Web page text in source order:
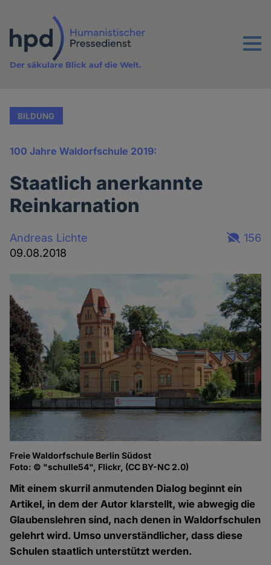
Inhalt
Menu
Der säkulare Blick auf die Welt.
BILDUNG
100 Jahre Waldorfschule 2019:
Staatlich anerkannte
Reinkarnation
Andreas Lichte
09.08.2018
156
Freie Waldorfschule Berlin Südost
Foto: © "schulle54", Flickr, (CC BY-NC 2.0)
Mit einem skurril anmutenden Dialog beginnt ein
Artikel, in dem der Autor klarstellt, wie abwegig die
Glaubenslehren sind, nach denen in Waldorfschulen
gelehrt wird. Umso unverständlicher, dass diese
Schulen staatlich unterstützt werden.